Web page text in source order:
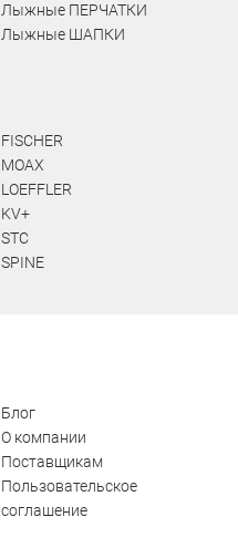
Лыжные ПЕРЧАТКИ
Лыжные ШАПКИ
FISCHER
MOAX
LOEFFLER
KV+
STC
SPINE
Блог
О компании
Поставщикам
Пользовательское
соглашение